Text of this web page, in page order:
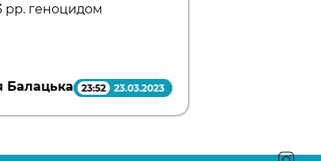
рр. геноцидом
Балацька 23:52 23.03.2023